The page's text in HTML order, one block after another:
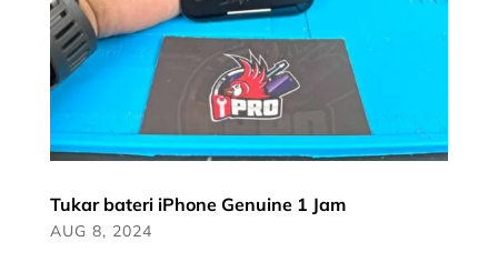
Tukar bateri iPhone Genuine 1 Jam
AUG 8, 2024